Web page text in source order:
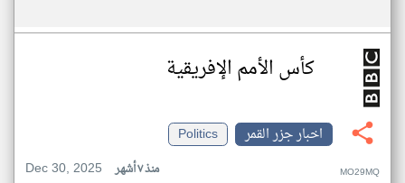
كأس الأمم الإفريقية
اخبار جزر القمر
Politics
Dec 30, 2025
منذ ٧ أشهر MO29MQ